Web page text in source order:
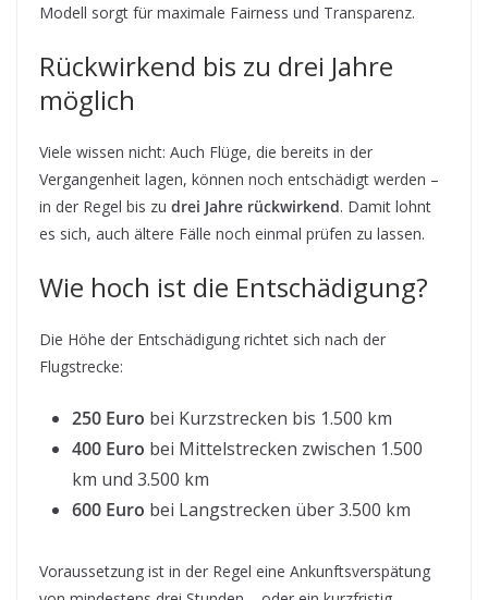
Modell sorgt für maximale Fairness und Transparenz.
Rückwirkend bis zu drei Jahre
möglich
Viele wissen nicht: Auch Flüge, die bereits in der
Vergangenheit lagen, können noch entschädigt werden –
in der Regel bis zu drei Jahre rückwirkend. Damit lohnt
es sich, auch ältere Fälle noch einmal prüfen zu lassen.
Wie hoch ist die Entschädigung?
Die Höhe der Entschädigung richtet sich nach der
Flugstrecke:
250 Euro bei Kurzstrecken bis 1.500 km
400 Euro bei Mittelstrecken zwischen 1.500
km und 3.500 km
600 Euro bei Langstrecken über 3.500 km
Voraussetzung ist in der Regel eine Ankunftsverspätung